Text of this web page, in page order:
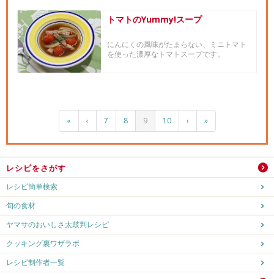
トマトのYummy!スープ
にんにくの風味がたまらない、ミニトマト
を使った濃厚なトマトスープです。
« ‹ 7 8 9 10 › »
レシピをさがす
レシピ簡単検索
旬の食材
ヤマサのおいしさ太鼓判レシピ
クッキング裏ワザラボ
レシピ制作者一覧